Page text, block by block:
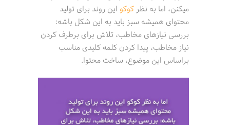
میکنن، اما به نظرکوکو این روند برای تولید
محتوای همیشه سبز باید به این شکل باشه:
بررسی نیازهای مخاطب، تلاش برای برطرف کردن
نیاز مخاطب، پیدا کردن کلمه کلیدی مناسب
براساس این موضوع، ساخت محتوا.